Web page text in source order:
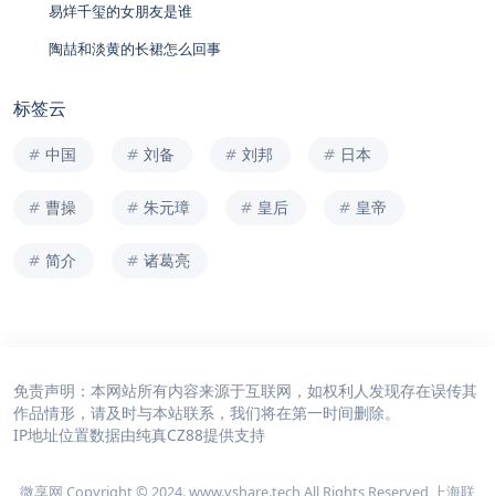
易烊千玺的女朋友是谁
陶喆和淡黄的长裙怎么回事
标签云
中国 刘备 刘邦 日本
曹操 朱元璋 皇后 皇帝
简介 诸葛亮
免责声明：本网站所有内容来源于互联网，如权利人发现存在误传其
作品情形，请及时与本站联系，我们将在第一时间删除。
IP地址位置数据由纯真CZ88提供支持
微享网 Copyright © 2024. www.vshare.tech All Rights Reserved 上海联